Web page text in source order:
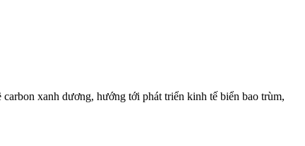
xanh dương, hướng tới phát triển kinh tế biển bao trùm,